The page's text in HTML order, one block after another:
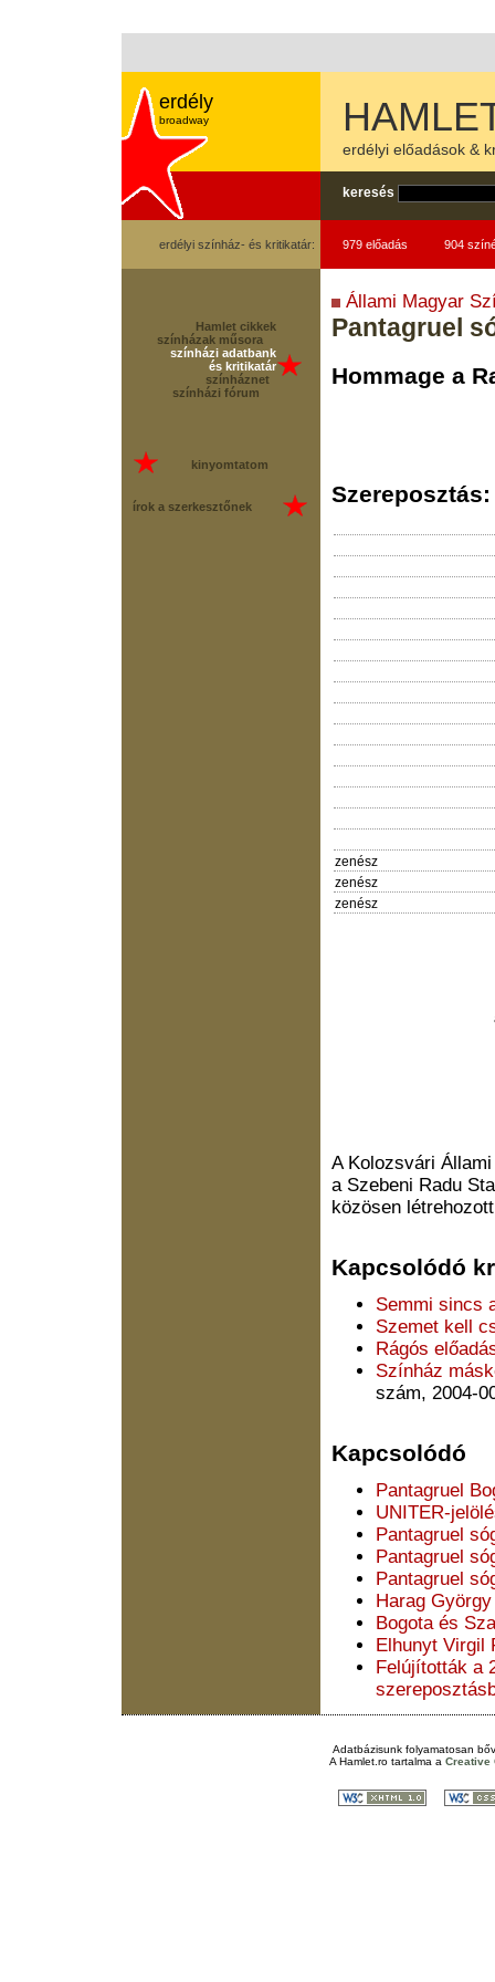
erdély
broadway
erdélyi előadások &
keresés
erdélyi színház- és kritikatár: 979 előadás 904
Állami Magyar
Pantagruel
Hommage a
Szereposztás:
zenész
zenész
zenész
A Kolozsvári
a Szebeni Radu
közösen
Kapcsolódó
Semmi sincs
Szemet kell
Rágós
Színház
szám, 2004-
Kapcsolódó
Pantagruel
UNITER-
Pantagruel
Pantagruel
Pantagruel
Harag
Bogota és
Elhunyt Virgil
Felújították a
Hamlet cikkek
színházak műsora
színházi adatbank
és kritikatár
színháznet
színházi fórum
kinyomtatom
írok a szerkesztőnek
Adatbázisunk folyamatosan
A Hamlet.ro tartalma a Creative